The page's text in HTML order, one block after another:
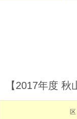
【2017年度